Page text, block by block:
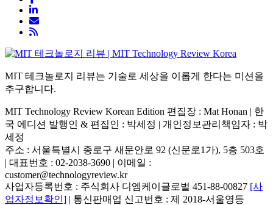
MIT 테크놀로지 리뷰는 기술로 세상을 이롭게 한다는 미션을
추구합니다.
MIT Technology Review Korean Edition 편집장 : Mat Honan | 한
국 에디션 발행인 & 편집인 : 박세정 | 개인정보관리책임자 : 박
세정
주소 : 서울특별시 종로구 새문안로 92 (신문로1가), 5층 503호
| 대표번호 : 02-2038-3690 | 이메일 :
customer@technologyreview.kr
사업자등록번호 : 주식회사 디엠케이글로벌 451-88-00827 [사
업자정보확인] | 통신판매업 신고번호 : 제 2018-서울영등